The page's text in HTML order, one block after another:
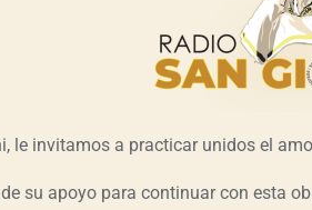
le invitamos a practicar unidos el
su apoyo para continuar con esta